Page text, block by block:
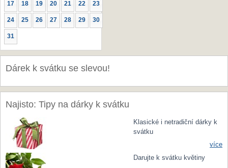
17 18 19 20 21 22 23
24 25 26 27 28 29 30
31
Dárek k svátku se slevou!
Najisto: Tipy na dárky k svátku
Klasické i netradiční dárky k
svátku
více
Darujte k svátku květiny